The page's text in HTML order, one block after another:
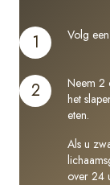
1
Volg
2
Neem 2
het
eten.
Als u
over 24